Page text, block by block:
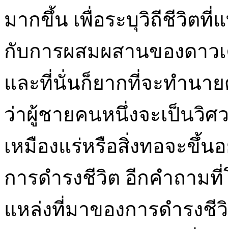
มากขึ้น เพื่อระบุวิถีชีวิตที่
กับการผสมผสานของดา
และที่นั่นก็ยากที่จะทำนา
ว่าผู้ชายคนหนึ่งจะเป็นวิศ
เหมืองแร่หรือสิ่งทอจะขึ้
การดำรงชีวิต อีกคำถาม
แหล่งที่มาของการดำรง